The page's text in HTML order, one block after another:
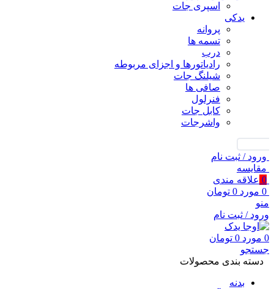
اسپری جات
یدکی
پروانه
تسمه ها
درب
رادیاتورها و اجزای مربوطه
شیلنگ جات
صافی ها
فنرلول
کابل جات
واشرجات
ورود / ثبت نام
مقايسه
0 علاقه مندی
0 مورد 0 تومان
منو
ورود / ثبت نام
0 مورد 0 تومان
جستجو
دسته بندی محصولات
بدنه